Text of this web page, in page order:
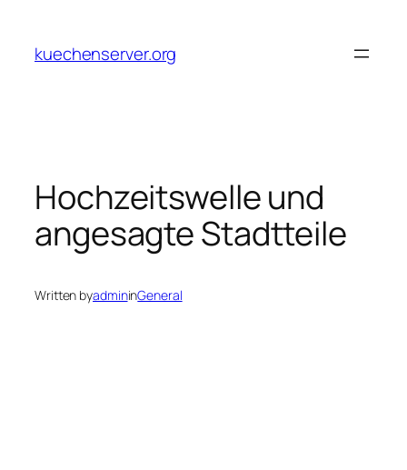
content
kuechenserver.org
Hochzeitswelle und
angesagte Stadtteile
Written byadmininGeneral